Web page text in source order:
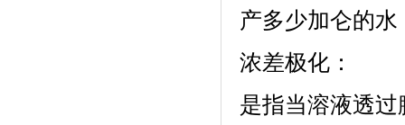
产多少加仑的水
浓差极化：
是指当溶液透